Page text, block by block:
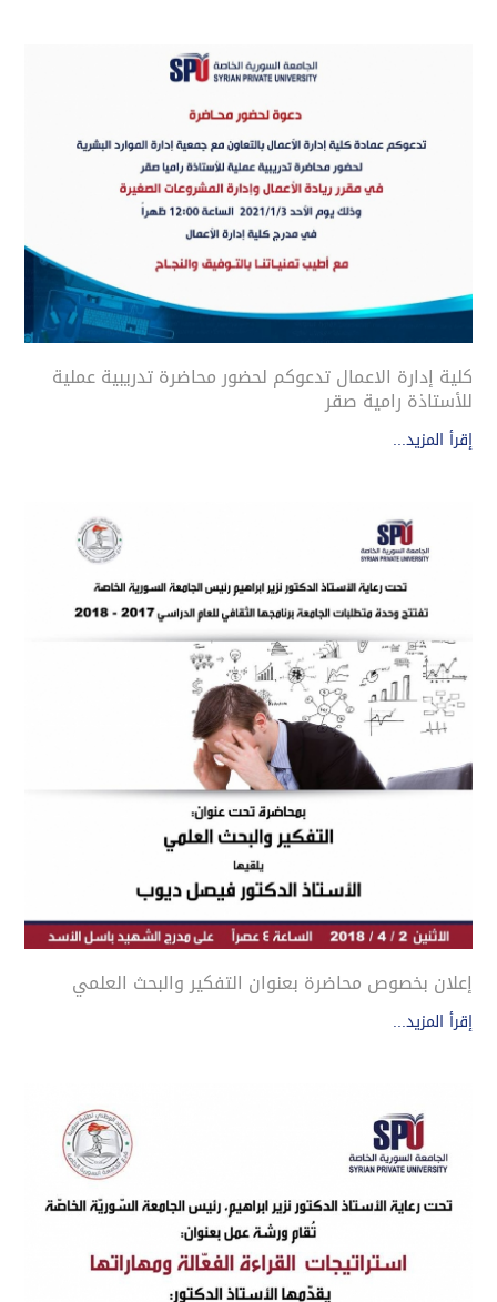
كلية إدارة الاعمال تدعوكم لحضور محاضرة تدريبية عملية
للأستاذة رامية صقر
إقرأ المزيد...
إعلان بخصوص محاضرة بعنوان التفكير والبحث العلمي
إقرأ المزيد...